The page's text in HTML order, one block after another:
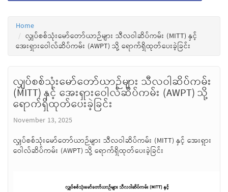
Home
လျှပ်စစ်သုံးမော်တော်ယာဉ်များ သီလဝါဆိပ်ကမ်း (MITT) နှင့်
အေးရှားဝေါလ်ဆိပ်ကမ်း (AWPT) သို့ ရောက်ရှိထုတ်ပေးခဲ့ခြင်း
လျှပ်စစ်သုံးမော်တော်ယာဉ်များ သီလဝါဆိပ်ကမ်း
(MITT) နှင့် အေးရှားဝေါလ်ဆိပ်ကမ်း (AWPT) သို့
ရောက်ရှိထုတ်ပေးခဲ့ခြင်း
November 13, 2025
လျှပ်စစ်သုံးမော်တော်ယာဉ်များ သီလဝါဆိပ်ကမ်း (MITT) နှင့် အေးရှား
ဝေါလ်ဆိပ်ကမ်း (AWPT) သို့ ရောက်ရှိထုတ်ပေးခဲ့ခြင်း